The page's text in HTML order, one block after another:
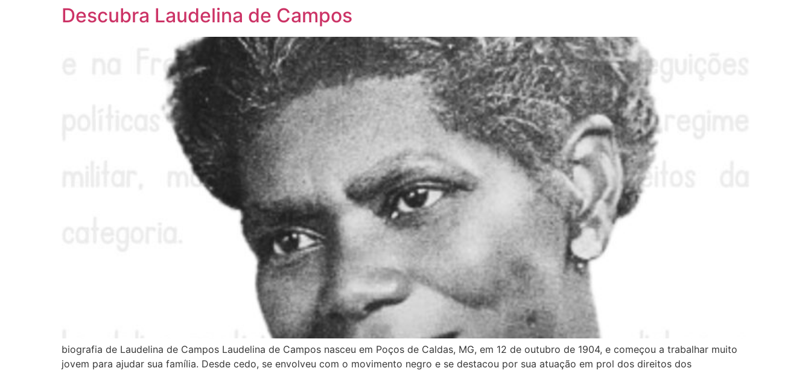
Descubra Laudelina de Campos
biografia de Laudelina de Campos Laudelina de Campos nasceu em Poços de Caldas, MG, em 12 de outubro de 1904, e começou a trabalhar muito
jovem para ajudar sua família. Desde cedo, se envolveu com o movimento negro e se destacou por sua atuação em prol dos direitos dos